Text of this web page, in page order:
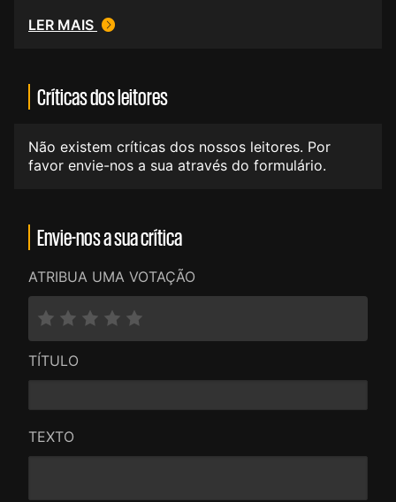
LER MAIS
Críticas dos leitores
Não existem críticas dos nossos leitores. Por
favor envie-nos a sua através do formulário.
Envie-nos a sua crítica
ATRIBUA UMA VOTAÇÃO
TÍTULO
TEXTO